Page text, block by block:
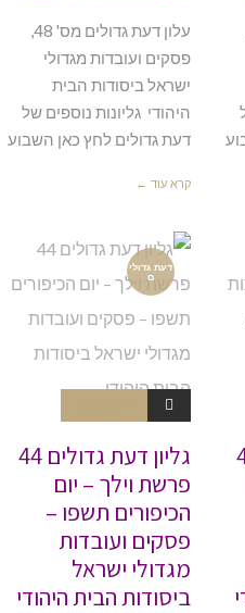
עלון דעת גדולים מס' 48,
פסקים ועובדות מגדולי
ישראל ביסודות הבית
היהודי גליונות נוספים של
דעת גדולים לחץ כאן השבוע
קרא עוד ←
45
דעת גדולי
ם
גליון דעת גדולים 44
פרשת וילך – יום
הכיפורים תשפו –
פסקים ועובדות
מגדולי ישראל
ביסודות הבית היהודי